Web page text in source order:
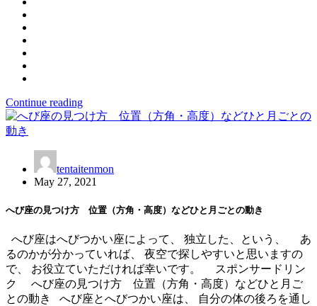
Continue reading
tentaitenmon
May 27, 2021
へび座の見つけ方 位置（方角・高度）などひと月ごとの動き
へび座はへびつかい座によって、 独立した、という、 あ
るのかが分かっていれば、 夜空で探しやすいと思いますの
で、 お役立ていただければ幸いです。 スポンサードリン
ク へび座の見つけ方 位置（方角・高度）などひと月ご
との動き へび座とへびつかい座は、 自分の体の後ろを通し